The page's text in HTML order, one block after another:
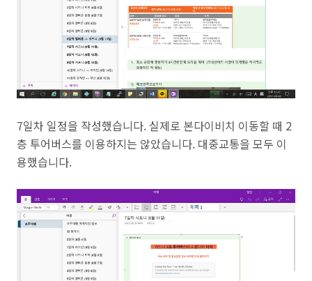
7일차 일정을 작성했습니다. 실제로 본다이비치 이동할 때 2
층 투어버스를 이용하지는 않았습니다. 대중교통을 모두 이
용했습니다.